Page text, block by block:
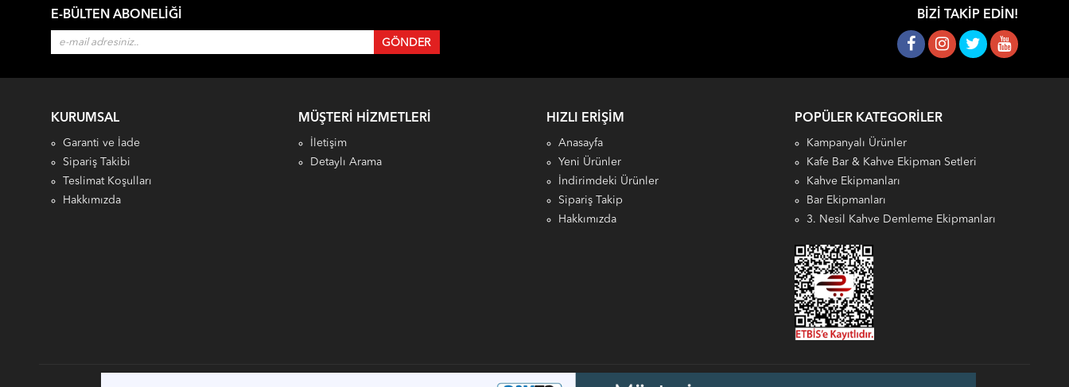
E-BÜLTEN ABONELIĞI BIZI TAKIP EDIN!
KURUMSAL
Garanti ve İade
Sipariş Takibi
Teslimat Koşulları
Hakkımızda
MÜŞTERI HIZMETLERI
İletişim
Detaylı Arama
HIZLI ERIŞIM
Anasayfa
Yeni Ürünler
İndirimdeki Ürünler
Sipariş Takip
Hakkımızda
POPÜLER KATEGORILER
Kampanyalı Ürünler
Kafe Bar & Kahve Ekipman Setleri
Kahve Ekipmanları
Bar Ekipmanları
3. Nesil Kahve Demleme Ekipmanları